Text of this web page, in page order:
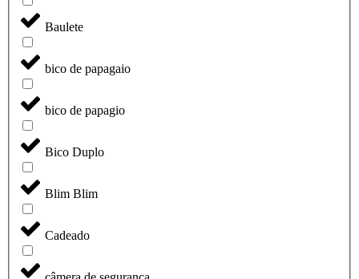
Baulete
bico de papagaio
bico de papagio
Bico Duplo
Blim Blim
Cadeado